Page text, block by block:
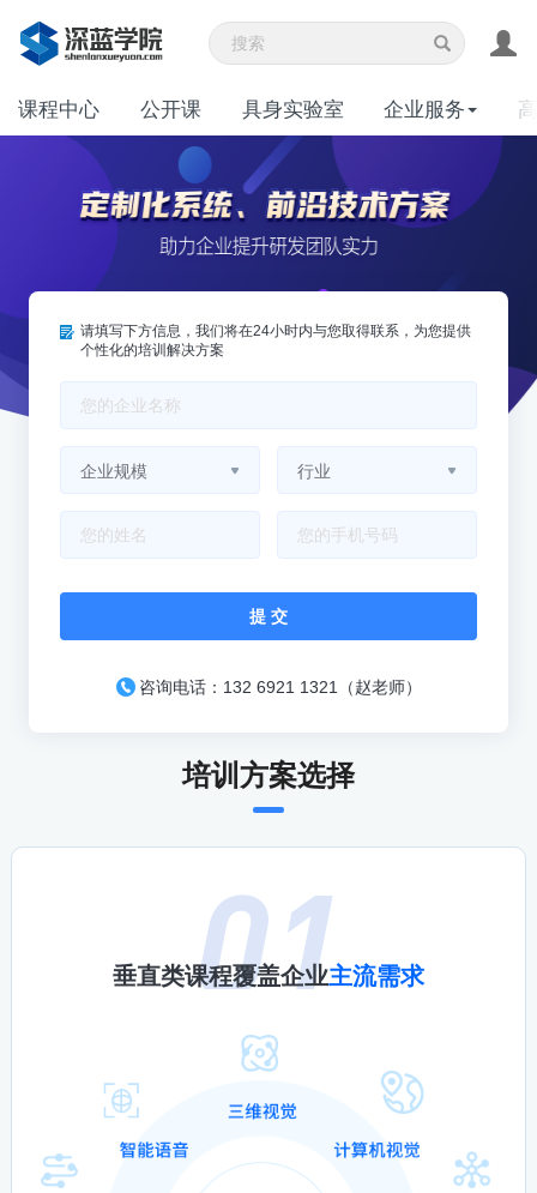
课程中心 公开课 具身实验室 企业服务
请填写下方信息，我们将在24小时内与您取得联系，为您提供
个性化的培训解决方案
企业规模 行业
提 交
咨询电话：132 6921 1321（赵老师）
培训方案选择
垂直类课程覆盖企业主流需求